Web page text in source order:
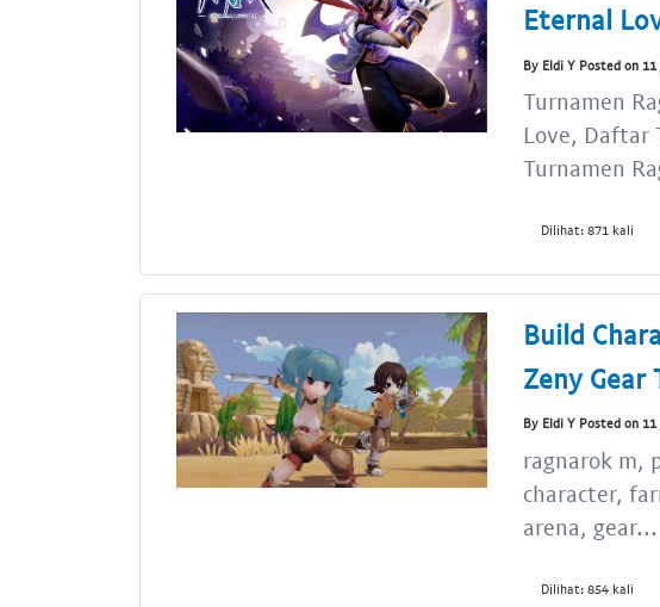
Eternal
By Eldi Y Posted on 11
Turnamen
Love, Daftar
Turnamen
Dilihat: 871 kali
Build
Zeny Gear
By Eldi Y Posted on 11
ragnarok m,
character,
arena, gear...
Dilihat: 854 kali